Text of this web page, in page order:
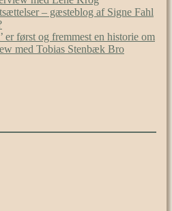
– gæsteblog af Signe Fahl
er først og fremmest en historie om
med Tobias Stenbæk Bro